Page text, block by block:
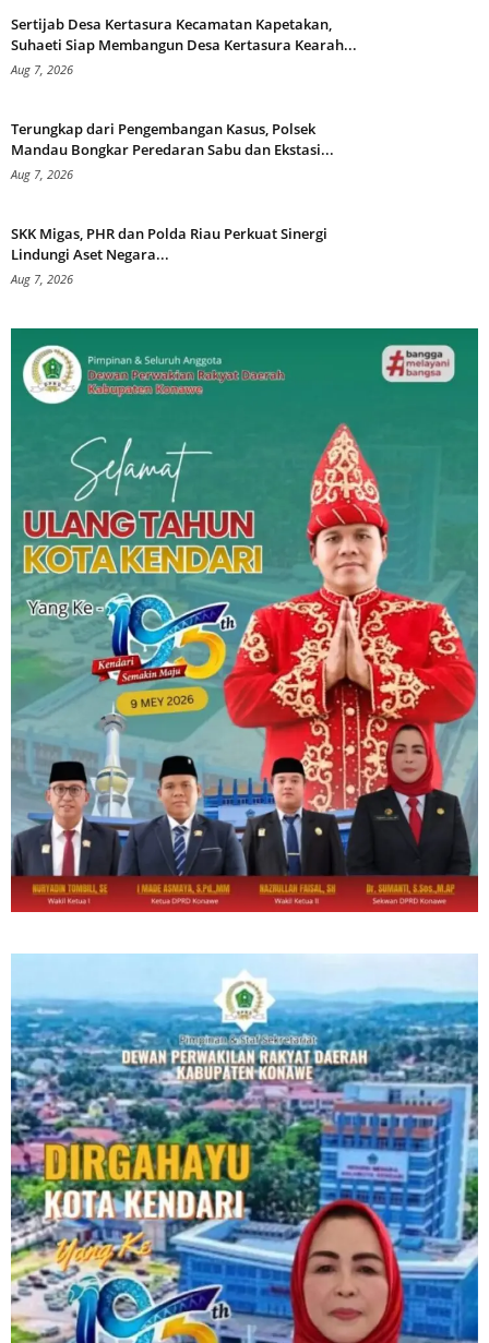
Sertijab Desa Kertasura Kecamatan Kapetakan,
Suhaeti Siap Membangun Desa Kertasura Kearah...
Aug 7, 2026
Terungkap dari Pengembangan Kasus, Polsek
Mandau Bongkar Peredaran Sabu dan Ekstasi...
Aug 7, 2026
SKK Migas, PHR dan Polda Riau Perkuat Sinergi
Lindungi Aset Negara...
Aug 7, 2026